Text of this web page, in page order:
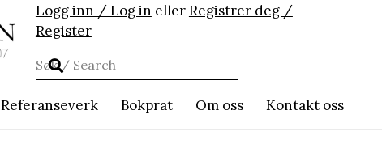
Logg inn / Log in ellerRegistrer deg /
Register
Referanseverk Bokprat Om oss Kontakt oss